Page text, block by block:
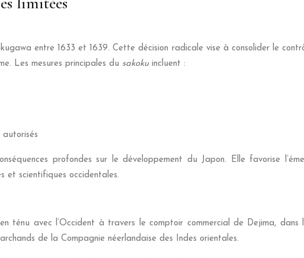
entre 1633 et 1639. Cette décision radicale vise à consolider le
Les mesures principales du sakoku incluent :
autorisés
profondes sur le développement du Japon. Elle favorise
et scientifiques occidentales.
ténu avec l’Occident à travers le comptoir commercial de Dejima,
de la Compagnie néerlandaise des Indes orientales.